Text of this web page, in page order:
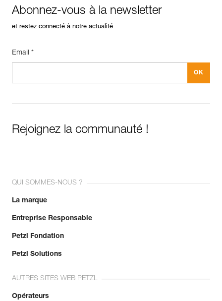
Abonnez-vous à la newsletter
et restez connecté à notre actualité
Email *
Rejoignez la communauté !
QUI SOMMES-NOUS ?
La marque
Entreprise Responsable
Petzl Fondation
Petzl Solutions
AUTRES SITES WEB PETZL
Opérateurs